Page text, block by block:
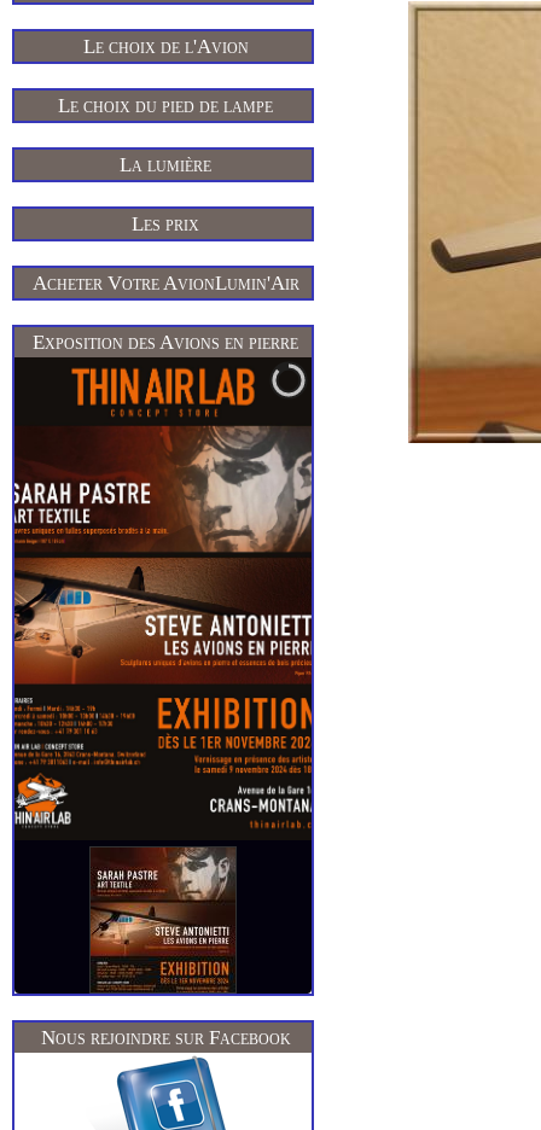
Le choix de l'Avion
Le choix du pied de lampe
La lumière
Les prix
Acheter Votre AvionLumin'Air
Exposition des Avions en pierre
Nous rejoindre sur Facebook